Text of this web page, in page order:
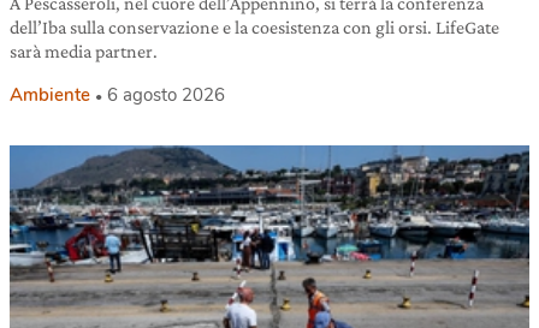
dell’Iba sulla conservazione e la coesistenza con gli orsi. LifeGate
sarà media partner.
Ambiente 6 agosto 2026